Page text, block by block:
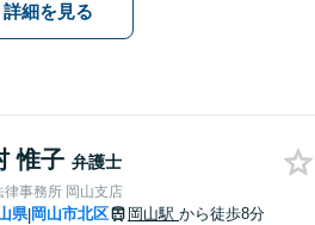
詳細を見る
惟子 弁護士
律事務所 岡山支店
県|岡山市北区 岡山駅 から徒歩8分